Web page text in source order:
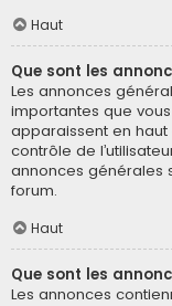
Haut
Que sont les
Les annonces
importantes que
apparaissent en
contrôle de
annonces générales
forum.
Haut
Que sont les
Les annonces